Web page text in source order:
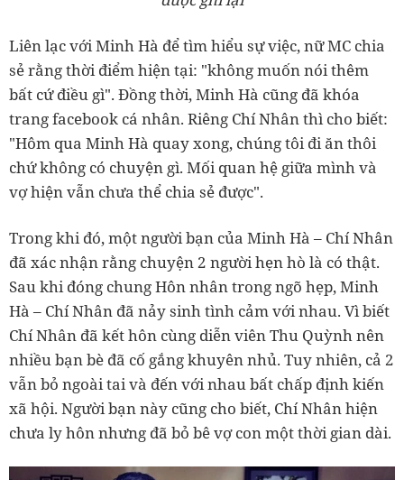
Liên lạc với Minh Hà để tìm hiểu sự việc, nữ MC chia
sẻ rằng thời điểm hiện tại: "không muốn nói thêm
bất cứ điều gì". Đồng thời, Minh Hà cũng đã khóa
trang facebook cá nhân. Riêng Chí Nhân thì cho biết:
"Hôm qua Minh Hà quay xong, chúng tôi đi ăn thôi
chứ không có chuyện gì. Mối quan hệ giữa mình và
vợ hiện vẫn chưa thể chia sẻ được".
Trong khi đó, một người bạn của Minh Hà – Chí Nhân
đã xác nhận rằng chuyện 2 người hẹn hò là có thật.
Sau khi đóng chung Hôn nhân trong ngõ hẹp, Minh
Hà – Chí Nhân đã nảy sinh tình cảm với nhau. Vì biết
Chí Nhân đã kết hôn cùng diễn viên Thu Quỳnh nên
nhiều bạn bè đã cố gắng khuyên nhủ. Tuy nhiên, cả 2
vẫn bỏ ngoài tai và đến với nhau bất chấp định kiến
xã hội. Người bạn này cũng cho biết, Chí Nhân hiện
chưa ly hôn nhưng đã bỏ bê vợ con một thời gian dài.